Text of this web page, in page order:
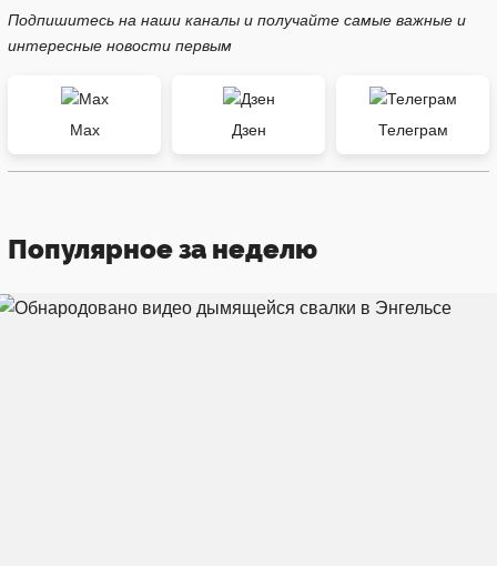
Подпишитесь на наши каналы и получайте самые важные и
интересные новости первым
Max Дзен Телеграм
Популярное за неделю